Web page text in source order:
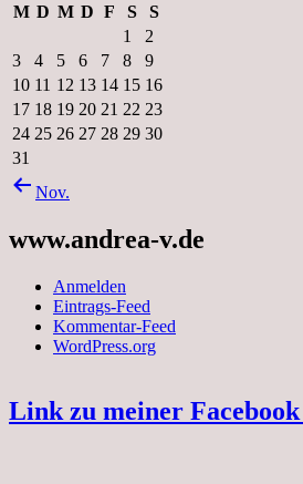
M D M D F S
S
1
2
3
4 5 6 7 8
9
10 11 12 13 14 15 16
17 18 19 20 21 22 23
24 25 26 27 28 29 30
31
Nov.
www.andrea-v.de
Anmelden
Eintrags-Feed
Kommentar-Feed
WordPress.org
Link zu meiner Facebook